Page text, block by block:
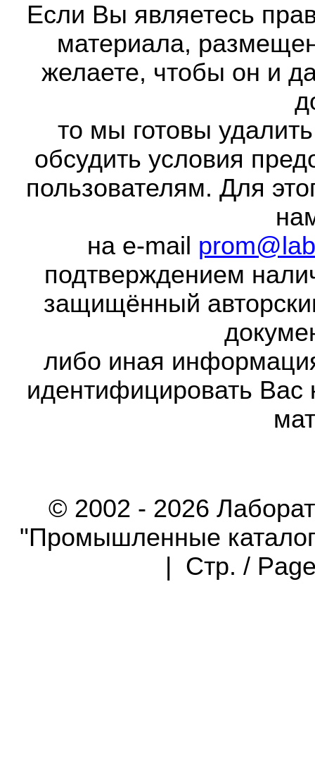
Если Вы являетесь
материала,
желаете, чтобы он и
то мы готовы
обсудить условия
пользователям. Для
на e-mail
подтверждением
защищённый
либо иная
идентифицировать Вас
© 2002 - 2026
"Промышленные
| Стр. /